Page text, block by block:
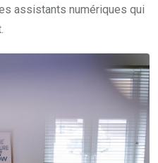
assistants numériques qui